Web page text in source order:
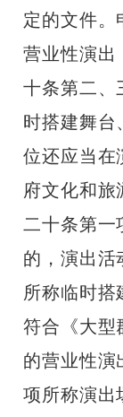
定的文件。
营业性演出
十条第二、
时搭建舞台
位还应当在
府文化和旅
二十条第一
的，演出活
所称临时搭
符合《大型
的营业性演
项所称演出